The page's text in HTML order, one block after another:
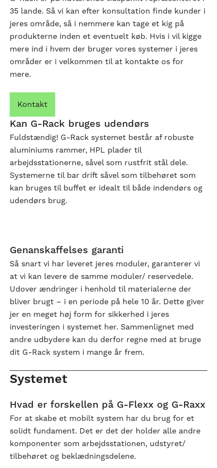
35 lande. Så vi kan efter konsultation finde kunder i
jeres område, så i nemmere kan tage et kig på
produkterne inden et eventuelt køb. Hvis i vil kigge
mere ind i hvem der bruger vores systemer i jeres
områder er i velkommen til at kontakte os for
mere.
Kontakt
Kan G-Rack bruges udendørs
Fuldstændig! G-Rack systemet består af robuste
aluminiums rammer, HPL plader til
arbejdsstationerne, såvel som rustfrit stål dele.
Systemerne til bar drift såvel som tilbehøret som
kan bruges til buffet er idealt til både indendørs og
udendørs brug.
Genanskaffelses garanti
Så snart vi har leveret jeres moduler, garanterer vi
at vi kan levere de samme moduler/ reservedele.
Udover ændringer i henhold til materialerne der
bliver brugt – i en periode på hele 10 år. Dette giver
jer en meget høj form for sikkerhed i jeres
investeringen i systemet her. Sammenlignet med
andre udbydere kan du derfor regne med at bruge
dit G-Rack system i mange år frem.
Systemet
Hvad er forskellen på G-Flexx og G-Raxx
For at skabe et mobilt system har du brug for et
solidt fundament. Det er det der holder alle andre
komponenter som arbejdsstationen, udstyret/
tilbehøret og beklædningsdelene.